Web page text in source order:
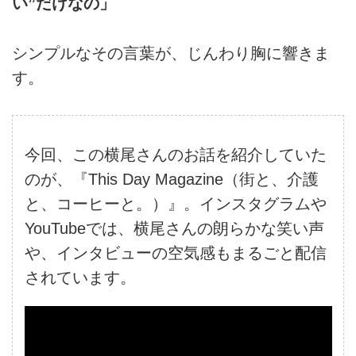
い”だけなの」
シンプルなその言葉が、じんわり胸に響きま
す。
今回、この横尾さんのお話を紹介していた
のが、『This Day Magazine（街と、介護
と、コーヒーと。）』。インスタグラムや
YouTubeでは、横尾さんの朗らかな笑い声
や、インタビューの空気感もまるごと配信
されています。